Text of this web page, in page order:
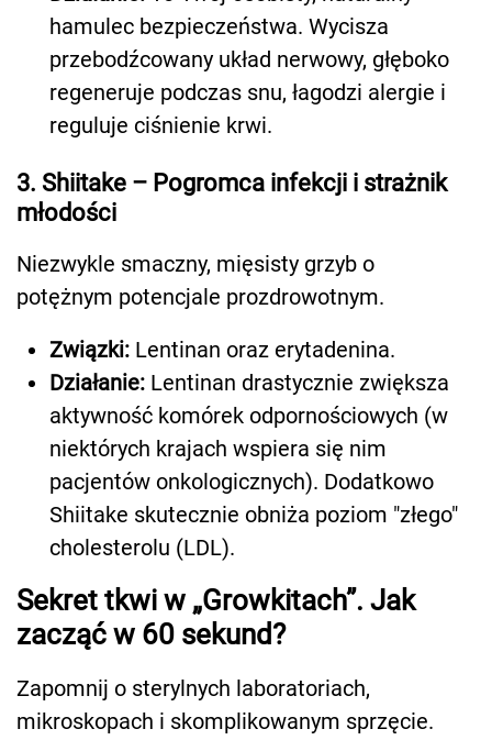
hamulec bezpieczeństwa. Wycisza
przebodźcowany układ nerwowy, głęboko
regeneruje podczas snu, łagodzi alergie i
reguluje ciśnienie krwi.
3. Shiitake – Pogromca infekcji i strażnik
młodości
Niezwykle smaczny, mięsisty grzyb o
potężnym potencjale prozdrowotnym.
Związki: Lentinan oraz erytadenina.
Działanie: Lentinan drastycznie zwiększa
aktywność komórek odpornościowych (w
niektórych krajach wspiera się nim
pacjentów onkologicznych). Dodatkowo
Shiitake skutecznie obniża poziom "złego"
cholesterolu (LDL).
Sekret tkwi w „Growkitach”. Jak
zacząć w 60 sekund?
Zapomnij o sterylnych laboratoriach,
mikroskopach i skomplikowanym sprzęcie.